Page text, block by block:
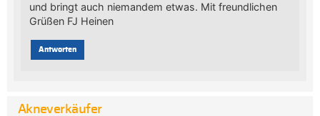
und bringt auch niemandem etwas. Mit freundlichen
Grüßen FJ Heinen
Antworten
Akneverkäufer